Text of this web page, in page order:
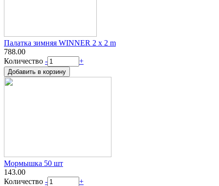
Палатка зимняя WINNER 2 х 2 m
788.00
Количество - +
Мормышка 50 шт
143.00
Количество - +